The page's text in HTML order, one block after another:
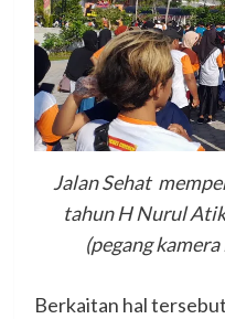
Jalan Sehat
tahun H Nurul
(pegang
Berkaitan hal